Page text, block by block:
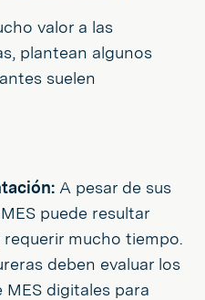
valor a las
plantean algunos
suelen
A pesar de sus
puede resultar
mucho tiempo.
deben evaluar los
digitales para